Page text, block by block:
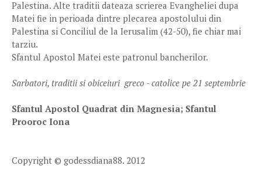
Palestina. Alte traditii dateaza scrierea Evangheliei dupa
Matei fie in perioada dintre plecarea apostolului din
Palestina si Conciliul de la Ierusalim (42-50), fie chiar mai
tarziu.
Sfantul Apostol Matei este patronul bancherilor.
Sarbatori, traditii si obiceiuri greco - catolice pe 21 septembrie
Sfantul Apostol Quadrat din Magnesia; Sfantul
Prooroc Iona
Copyright © godessdiana88. 2012